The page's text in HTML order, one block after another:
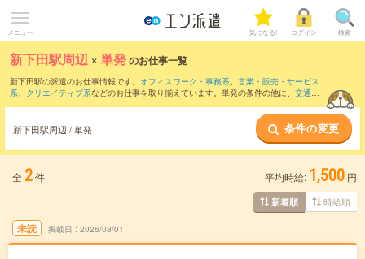
メニュー 気になる! ログイン 検索
新下田駅周辺 ×単発のお仕事一覧
新下田駅の派遣のお仕事情報です。 オフィスワーク・事務系、 営業・販売・サービス
系、 クリエイティブ系などのお仕事を取り揃えています。単発の条件の他に、 交通費
新下田駅周辺 / 単発 条件の変更
全 2件 平均時給: 1,500 円
新着順 時給順
未読 掲載日 2026/08/01